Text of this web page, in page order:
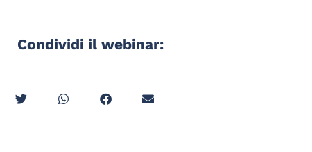
Condividi il webinar: